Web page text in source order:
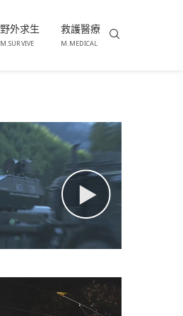
野外求生
M.SURVIVE
救護醫療
M.MEDICAL